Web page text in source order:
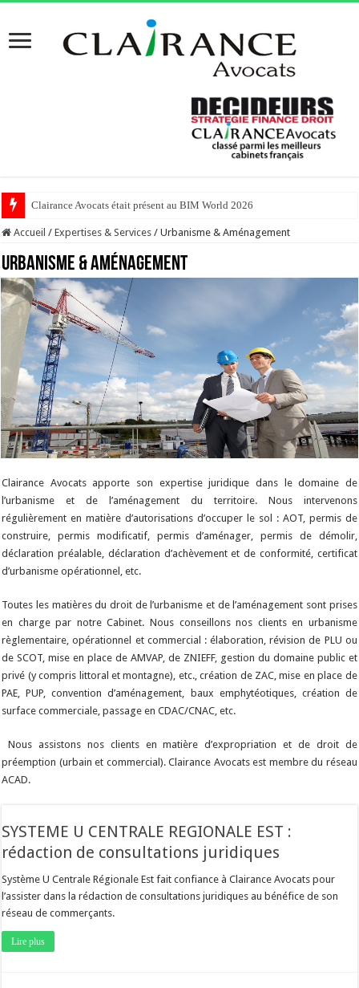
Clairance Avocats était présent au BIM World 2026
Accueil / Expertises & Services / Urbanisme & Aménagement
Urbanisme & Aménagement
Clairance Avocats apporte son expertise juridique dans le domaine de
l’urbanisme et de l’aménagement du territoire. Nous intervenons
régulièrement en matière d’autorisations d’occuper le sol : AOT, permis de
construire, permis modificatif, permis d’aménager, permis de démolir,
déclaration préalable, déclaration d’achèvement et de conformité, certificat
d’urbanisme opérationnel, etc.
Toutes les matières du droit de l’urbanisme et de l’aménagement sont prises
en charge par notre Cabinet. Nous conseillons nos clients en urbanisme
règlementaire, opérationnel et commercial : élaboration, révision de PLU ou
de SCOT, mise en place de AMVAP, de ZNIEFF, gestion du domaine public et
privé (y compris littoral et montagne), etc., création de ZAC, mise en place de
PAE, PUP, convention d’aménagement, baux emphytéotiques, création de
surface commerciale, passage en CDAC/CNAC, etc.
Nous assistons nos clients en matière d’expropriation et de droit de
préemption (urbain et commercial). Clairance Avocats est membre du réseau
ACAD.
SYSTEME U CENTRALE REGIONALE EST :
rédaction de consultations juridiques
Système U Centrale Régionale Est fait confiance à Clairance Avocats pour
l’assister dans la rédaction de consultations juridiques au bénéfice de son
réseau de commerçants.
Lire plus